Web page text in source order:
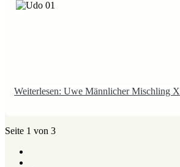
Weiterlesen: Uwe Männlicher Mischling X
Seite 1 von 3